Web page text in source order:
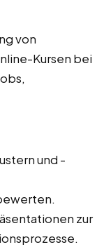
von
Kursen bei
und -
zur